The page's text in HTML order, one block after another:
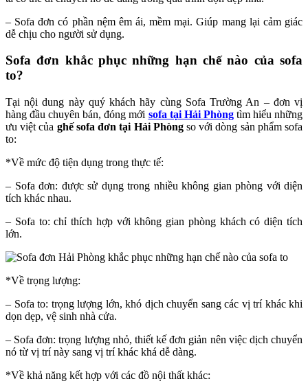
– Sofa đơn có phần nệm êm ái, mềm mại. Giúp mang lại cảm giác
dễ chịu cho người sử dụng.
Sofa đơn khắc phục những hạn chế nào của sofa
to?
Tại nội dung này quý khách hãy cùng Sofa Trường An – đơn vị
hàng đầu chuyên bán, đóng mới sofa tại Hải Phòngtìm hiểu những
ưu việt của ghế sofa đơn tại Hải Phòngso với dòng sản phẩm sofa
to:
*Về mức độ tiện dụng trong thực tế:
– Sofa đơn: được sử dụng trong nhiều không gian phòng với diện
tích khác nhau.
– Sofa to: chỉ thích hợp với không gian phòng khách có diện tích
lớn.
*Về trọng lượng:
– Sofa to: trọng lượng lớn, khó dịch chuyển sang các vị trí khác khi
dọn dẹp, vệ sinh nhà cửa.
– Sofa đơn: trọng lượng nhỏ, thiết kế đơn giản nên việc dịch chuyển
nó từ vị trí này sang vị trí khác khá dễ dàng.
*Về khả năng kết hợp với các đồ nội thất khác: